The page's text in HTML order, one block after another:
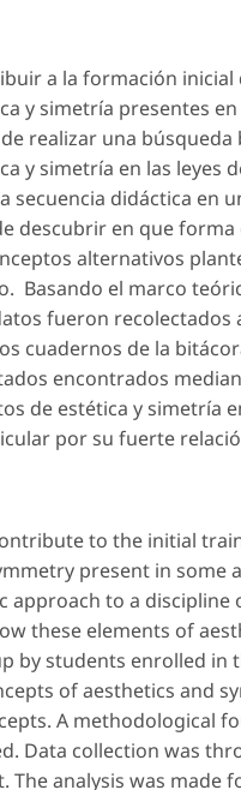
a la formación
y simetría presentes
realizar una
y simetría en las leyes
secuencia didáctica en
descubrir en que
alternativos
Basando el marco
fueron
cuadernos de la
encontrados
de estética y simetría
por su fuerte
to the initial
present in some
approach to a
these elements of
by students enrolled in
of aesthetics and
A methodological
Data collection was
The analysis was